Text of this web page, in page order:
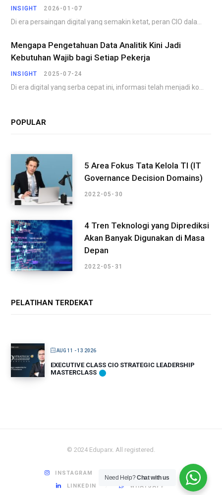
INSIGHT 2026-01-07
Di era persaingan digital yang semakin ketat, peran CIO dalam transformasi digital menjadi faktor penentu…
Mengapa Pengetahuan Data Analitik Kini Jadi
Kebutuhan Wajib bagi Setiap Pekerja
INSIGHT 2025-07-24
Di era digital yang serba cepat ini, informasi telah menjadi komoditas yang paling berharga. Perusahaan,…
POPULAR
5 Area Fokus Tata Kelola TI (IT
Governance Decision Domains)
2022-05-30
4 Tren Teknologi yang Diprediksi
Akan Banyak Digunakan di Masa
Depan
2022-05-31
PELATIHAN TERDEKAT
AUG 11 - 13 2026
EXECUTIVE CLASS CIO STRATEGIC LEADERSHIP
MASTERCLASS
© 2024 Eduparx. All registered.
INSTAGRAM
LINKEDIN
WHATSAPP
Need Help?Chat with us